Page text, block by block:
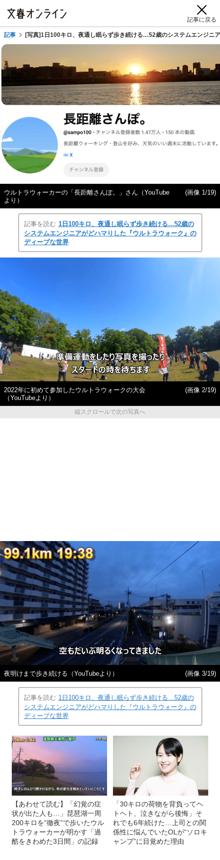
記事に戻る
記事 [写真]1日100キロ、夜通し眠らず歩き続ける…52歳のシステムエンジニ
ウルトラウォーカーの「長距離さんぽ。」さん（YouTube
より）
(画像 1/19)
記事を読む 1日100キロ、夜通し眠らず歩き続ける…52歳の
システムエンジニアがどハマりした『ウルトラウォーク』の
ディープな世界
2022年に初めて参加したウルトラウォークの大会
（YouTubeより）
(画像 2/19)
縦スクロールで次の写真へ
夜明けまで歩き続ける（YouTubeより） (画像 3/19)
記事を読む 1日100キロ、夜通し眠らず歩き続ける…52歳の
システムエンジニアがどハマりした『ウルトラウォーク』の
ディープな世界
【あわせて読む】「幻覚の症
状が出た人も…」琵琶湖一周
200キロを“徹夜”で歩いたウル
トラウォーカーが明かす「過
酷をきわめた3日間」の記録
「30キロの荷物を背負ってヘ
トヘト、泣きながら後悔」そ
れでも6年続けた…上司との関
係性に悩んでいたOLが“ソロキ
ャンプ”に目覚めた理由